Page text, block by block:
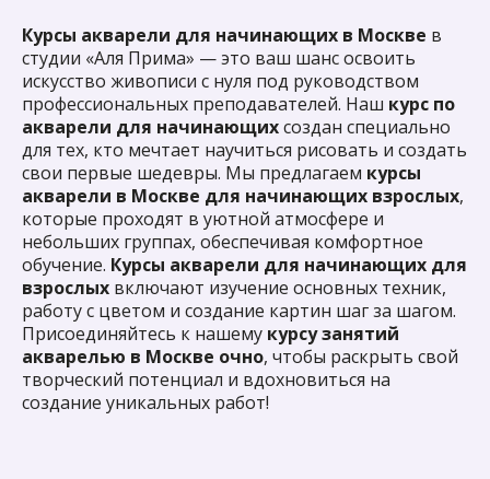
Курсы акварели для начинающих в Москве в
студии «Аля Прима» — это ваш шанс освоить
искусство живописи с нуля под руководством
профессиональных преподавателей. Наш курс по
акварели для начинающихсоздан специально
для тех, кто мечтает научиться рисовать и создать
свои первые шедевры. Мы предлагаем курсы
акварели в Москве для начинающих взрослых,
которые проходят в уютной атмосфере и
небольших группах, обеспечивая комфортное
обучение. Курсы акварели для начинающих для
взрослых включают изучение основных техник,
работу с цветом и создание картин шаг за шагом.
Присоединяйтесь к нашему курсу занятий
акварелью в Москве очно, чтобы раскрыть свой
творческий потенциал и вдохновиться на
создание уникальных работ!
Каждый курс имеет
начинающую и
продолжающую авторскую
программу. Вы сможете
совершенствовать свои навыки!
Уютная студиянаходится в 7
мин ходьбы от ст. м. Китай-
город